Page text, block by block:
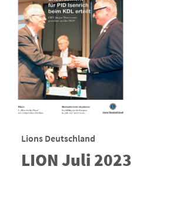
Lions Deutschland
LION Juli 2023